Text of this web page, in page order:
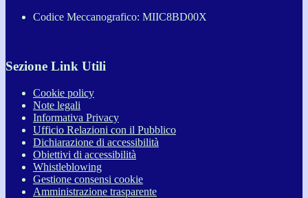
Codice Meccanografico: MIIC8BD00X
Sezione Link Utili
Cookie policy
Note legali
Informativa Privacy
Ufficio Relazioni con il Pubblico
Dichiarazione di accessibilità
Obiettivi di accessibilità
Whistleblowing
Gestione consensi cookie
Amministrazione trasparente